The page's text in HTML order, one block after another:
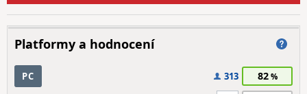
Platformy a hodnocení
PC 313 82